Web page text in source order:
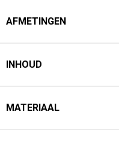
AFMETINGEN
INHOUD
MATERIAAL